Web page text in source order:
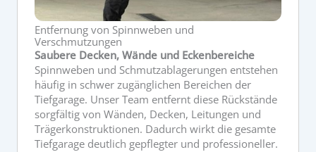
Entfernung von Spinnweben und
Verschmutzungen
Saubere Decken, Wände und Eckenbereiche
Spinnweben und Schmutzablagerungen entstehen
häufig in schwer zugänglichen Bereichen der
Tiefgarage. Unser Team entfernt diese Rückstände
sorgfältig von Wänden, Decken, Leitungen und
Trägerkonstruktionen. Dadurch wirkt die gesamte
Tiefgarage deutlich gepflegter und professioneller.